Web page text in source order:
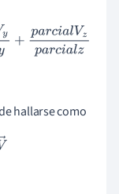
y+parcialVz
hallarse como